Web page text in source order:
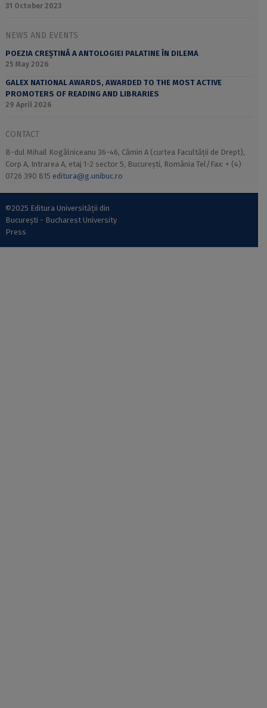
31 October 2023
NEWS AND EVENTS
POEZIA CREȘTINĂ A ANTOLOGIEI PALATINE ÎN DILEMA
25 May 2026
GALEX NATIONAL AWARDS, AWARDED TO THE MOST ACTIVE
PROMOTERS OF READING AND LIBRARIES
29 April 2026
CONTACT
B-dul Mihail Kogălniceanu 36-46, Cămin A (curtea Facultății de Drept),
Corp A, Intrarea A, etaj 1-2 sector 5, București, România Tel/Fax: + (4)
0726 390 815 editura@g.unibuc.ro
©2025 Editura Universității din
București - Bucharest University
Press